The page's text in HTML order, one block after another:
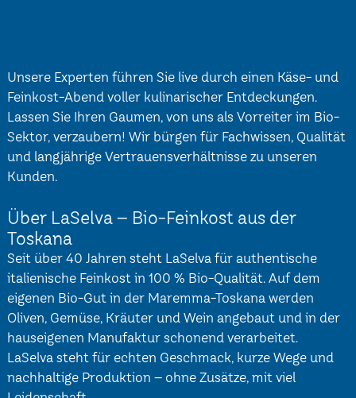
Unsere Experten führen Sie live durch einen Käse- und
Feinkost-Abend voller kulinarischer Entdeckungen.
Lassen Sie Ihren Gaumen, von uns als Vorreiter im Bio-
Sektor, verzaubern! Wir bürgen für Fachwissen, Qualität
und langjährige Vertrauensverhältnisse zu unseren
Kunden.
Über LaSelva – Bio-Feinkost aus der
Toskana
Seit über 40 Jahren steht LaSelva für authentische
italienische Feinkost in 100 % Bio-Qualität. Auf dem
eigenen Bio-Gut in der Maremma-Toskana werden
Oliven, Gemüse, Kräuter und Wein angebaut und in der
hauseigenen Manufaktur schonend verarbeitet.
LaSelva steht für echten Geschmack, kurze Wege und
nachhaltige Produktion – ohne Zusätze, mit viel